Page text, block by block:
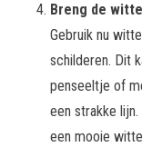
Breng de
Gebruik nu
schilderen. Dit
penseeltje of
een strakke
een mooie